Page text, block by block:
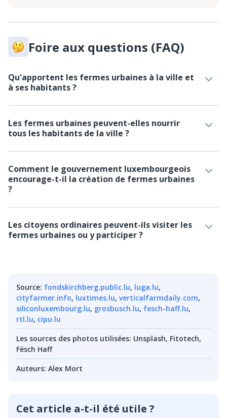
Foire aux questions (FAQ)
Qu'apportent les fermes urbaines à la ville et
à ses habitants ?
Les fermes urbaines peuvent-elles nourrir
tous les habitants de la ville ?
Comment le gouvernement luxembourgeois
encourage-t-il la création de fermes urbaines
?
Les citoyens ordinaires peuvent-ils visiter les
fermes urbaines ou y participer ?
Source: fondskirchberg.public.lu, luga.lu,
cityfarmer.info, luxtimes.lu, verticalfarmdaily.com,
siliconluxembourg.lu, grosbusch.lu, fesch-haff.lu,
rtl.lu, cipu.lu
Les sources des photos utilisées: Unsplash, Fitotech,
Fësch Haff
Auteurs: Alex Mort
Cet article a-t-il été utile ?